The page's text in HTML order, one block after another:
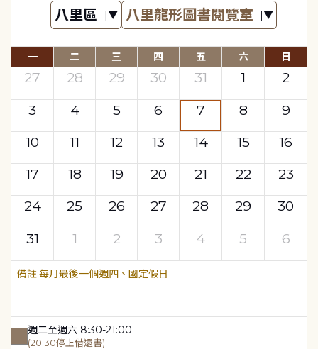
一 二 三 四 五 六 日
27 28 29 30 31 1
2
3
4 5 6 7 8
9
10
11 12 13 14 15
16
17
18 19 20 21 22
23
24
25 26 27 28 29
30
31
1 2 3 4 5 6
每月最後一個週四、國定假日
週二至週六 8:30-21:00
(20:30停止借還書)